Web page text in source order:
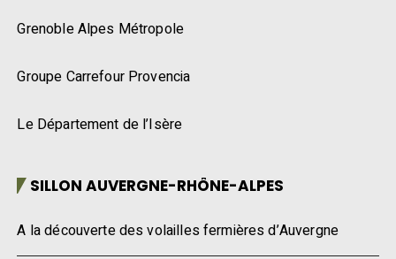
Grenoble Alpes Métropole
Groupe Carrefour Provencia
Le Département de l’Isère
SILLON AUVERGNE-RHÔNE-ALPES
A la découverte des volailles fermières d’Auvergne